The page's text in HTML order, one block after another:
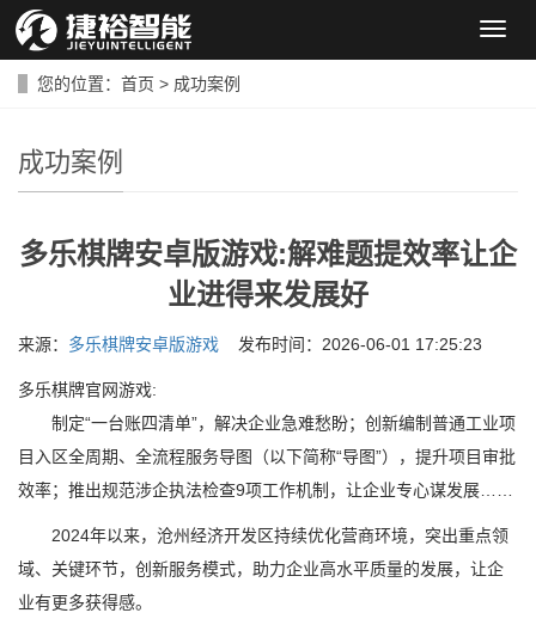
导
您的位置： 首页 > 成功案例
成功案例
多乐棋牌安卓版游戏:解难题提效率让企
业进得来发展好
来源： 多乐棋牌安卓版游戏 发布时间：2026-06-01 17:25:23
多乐棋牌官网游戏:
制定“一台账四清单”，解决企业急难愁盼；创新编制普通工业项
目入区全周期、全流程服务导图（以下简称“导图”），提升项目审批
效率；推出规范涉企执法检查9项工作机制，让企业专心谋发展……
2024年以来，沧州经济开发区持续优化营商环境，突出重点领
域、关键环节，创新服务模式，助力企业高水平质量的发展，让企
业有更多获得感。